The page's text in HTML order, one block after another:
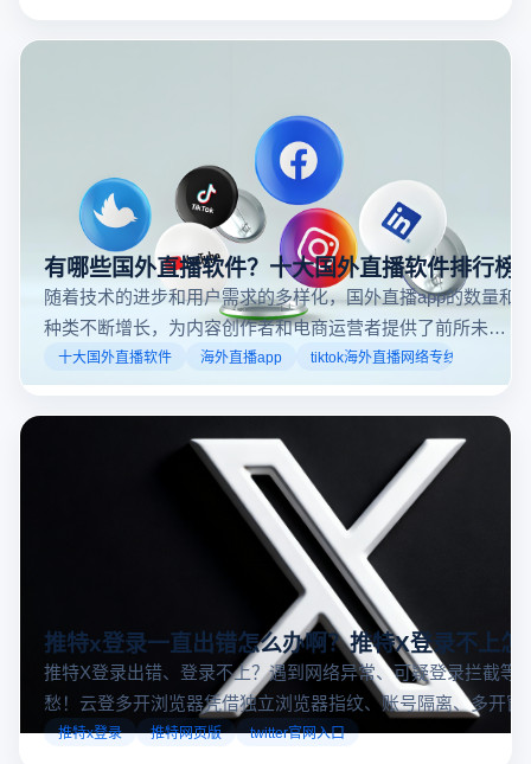
可以随时随地参与实时互动，无论是关注新闻事件、休
有哪些国外直播软件？十大国外直播软件排行榜
随着技术的进步和用户需求的多样化，国外直播app的数量和
种类不断增长，为内容创作者和电商运营者提供了前所未有
的机遇。如果你是一个跨境电商从业者，想要了解2025年十
大国外直播软件排行榜，那么你来对地方了！接下来跟着云
登多开浏览器一起来了解海外直播平台哪些最受欢迎。
十大国外直播软件 海外直播app tiktok海外直播网络专线
推特x登录一直出错怎么办啊？推特X登录不上怎
推特X登录出错、登录不上？遇到网络异常、可疑登录拦截等
愁！云登多开浏览器凭借独立浏览器指纹、账号隔离、多开窗
对性解决登录难题，让推特X登录更稳定安全～
推特x登录 推特网页版 twitter官网入口